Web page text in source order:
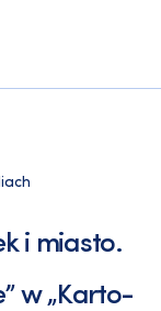
i miasto.
w „Karto-